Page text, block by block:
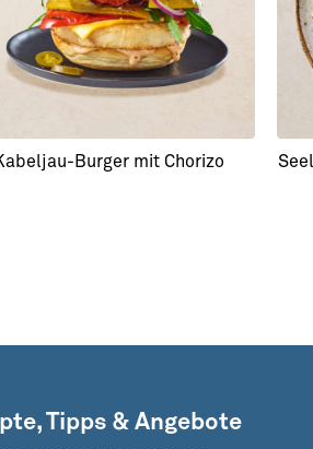
Burger mit Chorizo
Tipps & Angebote